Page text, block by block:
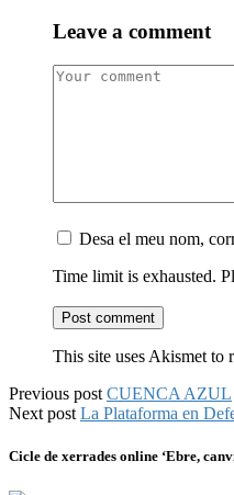
Leave a comment
Desa el meu nom,
Time limit is exhausted.
This site uses Akismet to
Previous post CUENCA AZUL
Next post La Plataforma en
Cicle de xerrades online ‘Ebre,